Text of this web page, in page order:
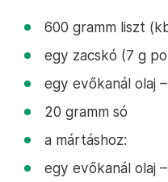
600 gramm liszt
egy zacskó (7 g
egy evőkanál olaj
20 gramm só
a mártáshoz:
egy evőkanál olaj